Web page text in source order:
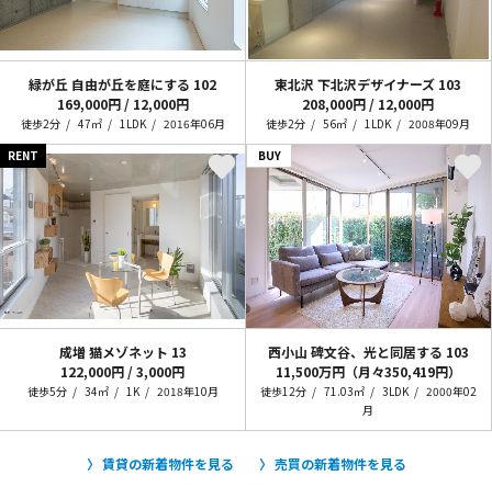
緑が丘 自由が丘を庭にする 102
169,000円 / 12,000円
徒歩2分 47㎡ 1LDK 2016年06月
東北沢 下北沢デザイナーズ 103
208,000円 / 12,000円
徒歩2分 56㎡ 1LDK
2008年09月
RENT
成増 猫メゾネット 13
122,000円 / 3,000円
徒歩5分 34㎡ 1K 2018年10月
BUY
西小山 碑文谷、光と同居する 103
11,500万円（月々350,419円）
徒歩12分 71.03㎡ 3LDK
2000年02
月
賃貸の新着物件を見る
売買の新着物件を見る